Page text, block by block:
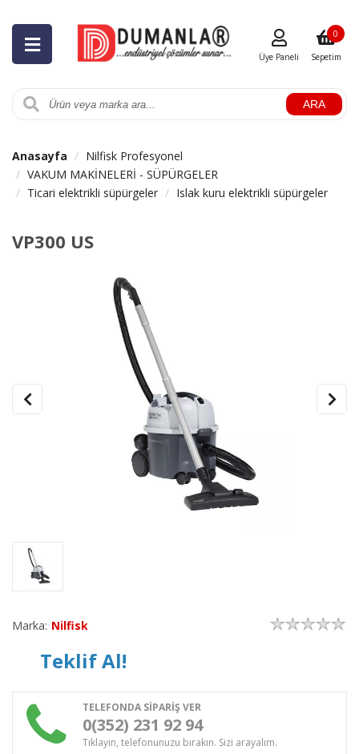
ARA
Üye Paneli Sepetim
0
Anasayfa
Nilfisk Profesyonel
VAKUM MAKİNELERİ - SÜPÜRGELER
Ticari elektrikli süpürgeler
Islak kuru elektrikli süpürgeler
VP300 US
Marka: Nilfisk
Teklif Al!
TELEFONDA SİPARİŞ VER
0(352) 231 92 94
Tıklayın, telefonunuzu bırakın. Sizi arayalım.